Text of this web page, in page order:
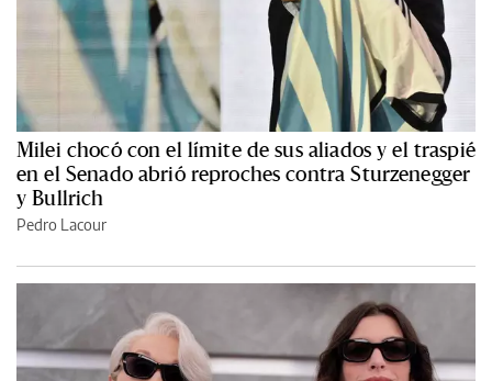
Milei chocó con el límite de sus aliados y el traspié
en el Senado abrió reproches contra Sturzenegger
y Bullrich
Pedro Lacour